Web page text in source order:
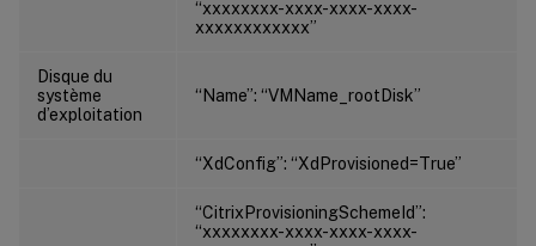
“xxxxxxxx-xxxx-xxxx-xxxx-
xxxxxxxxxxxx”
Disque du
système
d’exploitation
“Name”: “VMName_rootDisk”
“XdConfig”: “XdProvisioned=True”
“CitrixProvisioningSchemeId”:
“xxxxxxxx-xxxx-xxxx-xxxx-